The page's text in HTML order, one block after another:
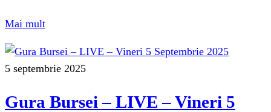
Mai mult
5 septembrie 2025
Gura Bursei – LIVE – Vineri 5